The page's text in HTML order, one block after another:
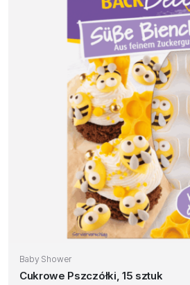
Baby Shower
Cukrowe Pszczółki, 15 sztuk